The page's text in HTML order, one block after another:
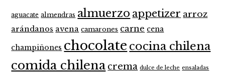
aguacate almendras almuerzo appetizer arroz
arándanos avena camarones carne cena
champiñones chocolate cocina chilena
comida chilena crema dulce de leche ensaladas